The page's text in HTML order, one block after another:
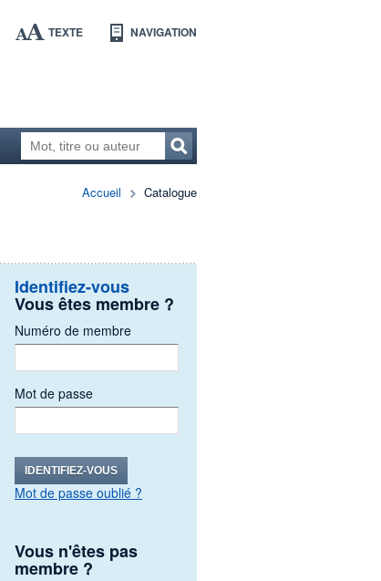
TEXTE NAVIGATION
Accueil Catalogue
Identifiez-vous
Vous êtes membre ?
Numéro de membre
Mot de passe
IDENTIFIEZ-VOUS
Mot de passe oublié ?
Vous n'êtes pas
membre ?